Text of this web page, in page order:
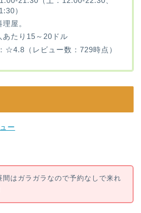
）
屋。
あたり15～20ドル
☆4.8（レビュー数：729時点）
ー
間はガラガラなので予約なしで来れ